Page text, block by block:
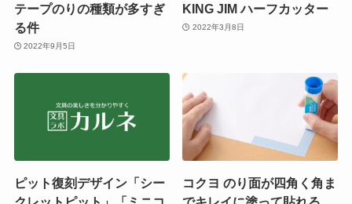
テープのりの種類が多すぎ
る件
2022年9月5日
KING JIM ハーフカッター
2022年3月8日
ピット復刻デザイン「シー
コクヨ のり面が四角く角ま